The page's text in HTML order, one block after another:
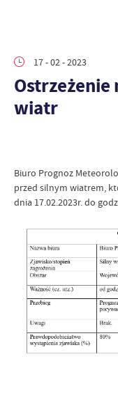
17 - 02 - 2023
wiatr
Biuro Prognoz
przed silnym wiatrem,
dnia 17.02.2023r. do